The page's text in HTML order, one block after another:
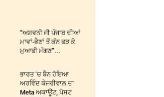
“ਅਸ਼ਵਨੀ ਜੀ ਪੰਜਾਬ ਦੀਆਂ
ਮਾਵਾਂ-ਭੈਣਾਂ ਤੋਂ ਕੰਨ ਫੜ ਕੇ
ਮੁਆਫੀ ਮੰਗਣ”...
ਭਾਰਤ ‘ਚ ਬੈਨ ਹੋਇਆ
ਅਰਵਿੰਦ ਕੇਜਰੀਵਾਲ ਦਾ
Meta ਅਕਾਊਂਟ, ਪੋਸਟ